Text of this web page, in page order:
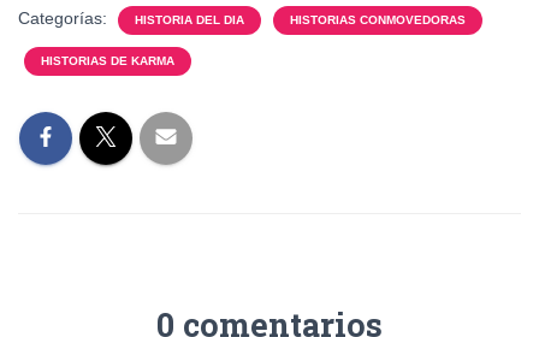
Categorías: HISTORIA DEL DIA HISTORIAS CONMOVEDORAS
HISTORIAS DE KARMA
0 comentarios